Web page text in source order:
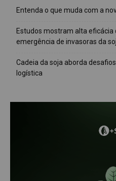
Entenda o que muda com a
Estudos mostram alta
emergência de invasoras da
Cadeia da soja aborda
logística